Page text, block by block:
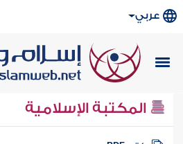
عربي
المكتبة الإسلامية